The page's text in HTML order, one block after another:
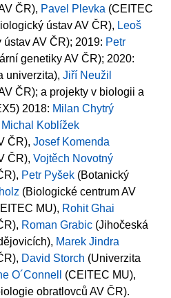
ČR), Pavel Plevka (CEITEC
ústav AV ČR), Leoš
AV ČR); 2019: Petr
genetiky AV ČR); 2020:
univerzita), Jiří Neužil
ČR); a projekty v biologii a
2018: Milan Chytrý
Michal Koblížek
ČR), Josef Komenda
ČR), Vojtěch Novotný
Petr Pyšek (Botanický
(Biologické centrum AV
MU), Rohit Ghai
Roman Grabic (Jihočeská
Marek Jindra
David Storch (Univerzita
O´Connell
(CEITEC MU),
obratlovců AV ČR).